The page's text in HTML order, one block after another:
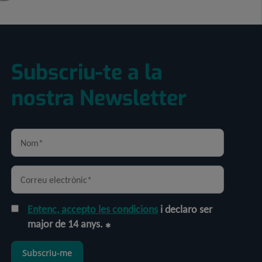
Subscriu-te a la
nostra Newsletter
Entenc, accepto les condicions i declaro ser
major de 14 anys.
Subscriu-me